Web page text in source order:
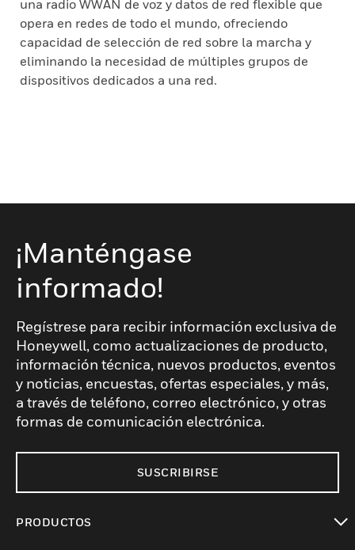
una radio WWAN de voz y datos de red flexible que
opera en redes de todo el mundo, ofreciendo
capacidad de selección de red sobre la marcha y
eliminando la necesidad de múltiples grupos de
dispositivos dedicados a una red.
¡Manténgase
informado!
Regístrese para recibir información exclusiva de
Honeywell, como actualizaciones de producto,
información técnica, nuevos productos, eventos
y noticias, encuestas, ofertas especiales, y más,
a través de teléfono, correo electrónico, y otras
formas de comunicación electrónica.
SUSCRIBIRSE
PRODUCTOS